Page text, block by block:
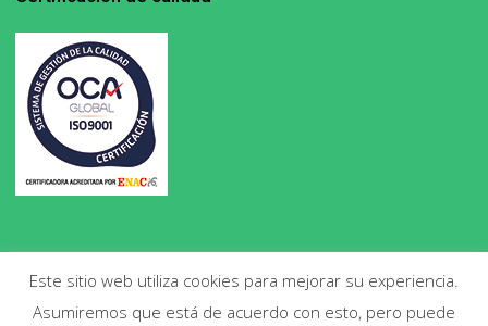
Este sitio web utiliza cookies para mejorar su experiencia.
Asumiremos que está de acuerdo con esto, pero puede